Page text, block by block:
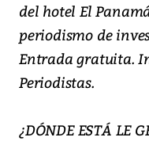
del hotel El
periodismo de
Entrada gratuita.
Periodistas.
¿DÓNDE ESTÁ LE